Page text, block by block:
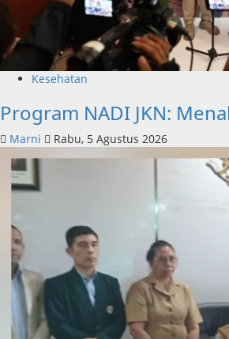
Kesehatan
Program NADI JKN:
Marni Rabu, 5 Agustus 2026